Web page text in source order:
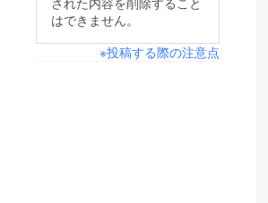
はできません。
※投稿する際の注意点